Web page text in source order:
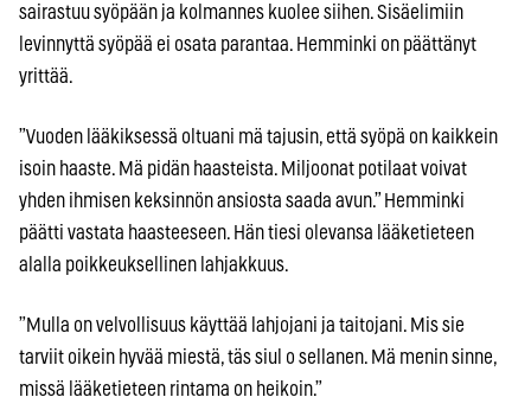
sairastuu syöpään ja kolmannes kuolee siihen. Sisäelimiin
levinnyttä syöpää ei osata parantaa. Hemminki on päättänyt
yrittää.
”Vuoden lääkiksessä oltuani mä tajusin, että syöpä on kaikkein
isoin haaste. Mä pidän haasteista. Miljoonat potilaat voivat
yhden ihmisen keksinnön ansiosta saada avun.” Hemminki
päätti vastata haasteeseen. Hän tiesi olevansa lääketieteen
alalla poikkeuksellinen lahjakkuus.
”Mulla on velvollisuus käyttää lahjojani ja taitojani. Mis sie
tarviit oikein hyvää miestä, täs siul o sellanen. Mä menin sinne,
missä lääketieteen rintama on heikoin.”